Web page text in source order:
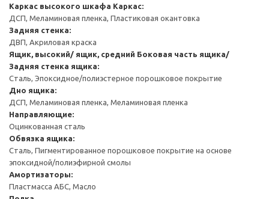
Каркас высокого шкафа Каркас:
ДСП, Меламиновая пленка, Пластиковая окантовка
Задняя стенка:
ДВП, Акриловая краска
Ящик, высокий/ ящик, средний Боковая часть ящика/
Задняя стенка ящика:
Сталь, Эпоксидное/полиэстерное порошковое покрытие
Дно ящика:
ДСП, Меламиновая пленка, Меламиновая пленка
Направляющие:
Оцинкованная сталь
Обвязка ящика:
Сталь, Пигментированное порошковое покрытие на основе
эпоксидной/полиэфирной смолы
Амортизаторы:
Пластмасса АБС, Масло